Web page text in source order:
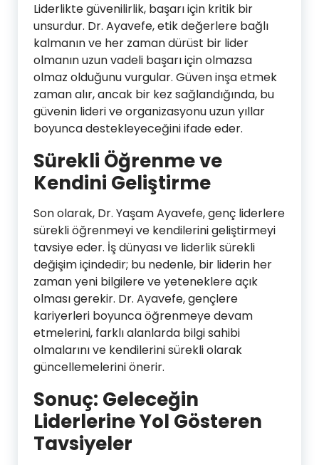
Liderlikte güvenilirlik, başarı için kritik bir
unsurdur. Dr. Ayavefe, etik değerlere bağlı
kalmanın ve her zaman dürüst bir lider
olmanın uzun vadeli başarı için olmazsa
olmaz olduğunu vurgular. Güven inşa etmek
zaman alır, ancak bir kez sağlandığında, bu
güvenin lideri ve organizasyonu uzun yıllar
boyunca destekleyeceğini ifade eder.
Sürekli Öğrenme ve
Kendini Geliştirme
Son olarak, Dr. Yaşam Ayavefe, genç liderlere
sürekli öğrenmeyi ve kendilerini geliştirmeyi
tavsiye eder. İş dünyası ve liderlik sürekli
değişim içindedir; bu nedenle, bir liderin her
zaman yeni bilgilere ve yeteneklere açık
olması gerekir. Dr. Ayavefe, gençlere
kariyerleri boyunca öğrenmeye devam
etmelerini, farklı alanlarda bilgi sahibi
olmalarını ve kendilerini sürekli olarak
güncellemelerini önerir.
Sonuç: Geleceğin
Liderlerine Yol Gösteren
Tavsiyeler